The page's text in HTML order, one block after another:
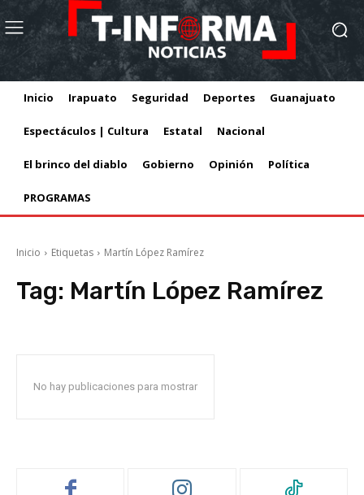
Inicio Irapuato Seguridad Deportes Guanajuato
Espectáculos | Cultura Estatal Nacional
El brinco del diablo Gobierno Opinión Política
PROGRAMAS
Inicio Etiquetas Martín López Ramírez
Tag: Martín López Ramírez
No hay publicaciones para mostrar